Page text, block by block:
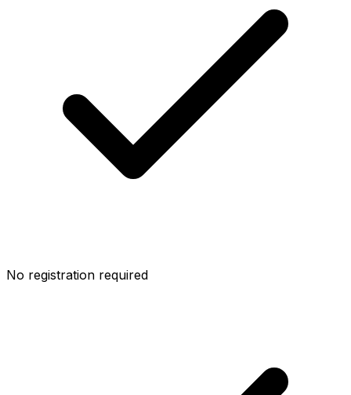
No registration required